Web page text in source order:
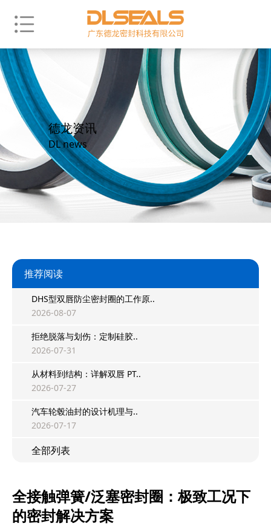
德龙资讯
DL news
推荐阅读
DHS型双唇防尘密封圈的工作原..
2026-08-07
拒绝脱落与划伤：定制硅胶..
2026-07-31
从材料到结构：详解双唇 PT..
2026-07-27
汽车轮毂油封的设计机理与..
2026-07-17
全部列表
全接触弹簧/泛塞密封圈：极致工况下
的密封解决方案